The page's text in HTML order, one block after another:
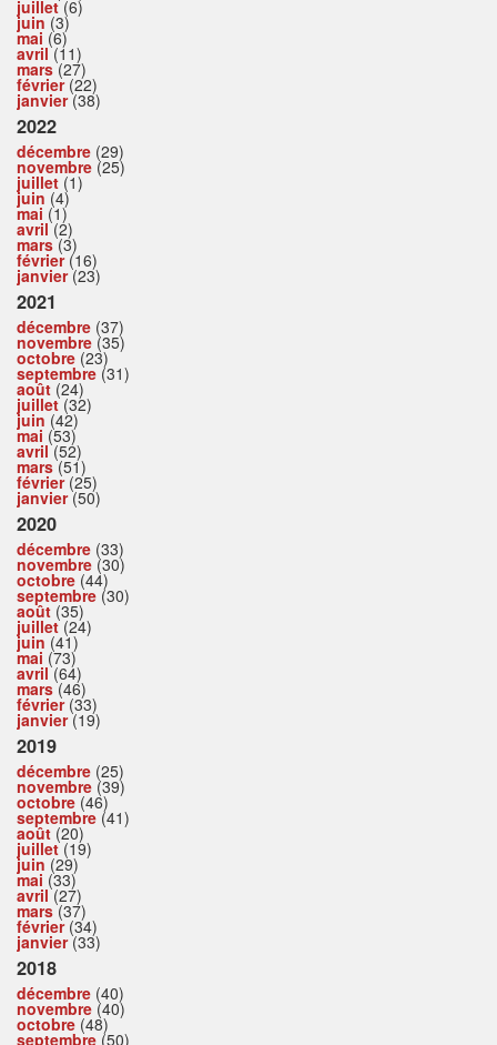
juillet(6)
juin (3)
mai (6)
avril(11)
mars(27)
février(22)
janvier(38)
2022
décembre (29)
novembre (25)
juillet (1)
juin (4)
mai (1)
avril(2)
mars(3)
février(16)
janvier(23)
2021
décembre (37)
novembre (35)
octobre (23)
septembre (31)
août (24)
juillet(32)
juin (42)
mai (53)
avril(52)
mars(51)
février(25)
janvier(50)
2020
décembre (33)
novembre (30)
octobre (44)
septembre (30)
août (35)
juillet(24)
juin (41)
mai (73)
avril(64)
mars(46)
février(33)
janvier(19)
2019
décembre (25)
novembre (39)
octobre (46)
septembre (41)
août (20)
juillet(19)
juin (29)
mai (33)
avril(27)
mars(37)
février(34)
janvier(33)
2018
décembre (40)
novembre (40)
octobre (48)
septembre (50)